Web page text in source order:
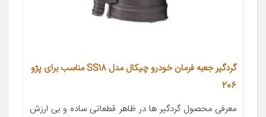
گردگیر جعبه فرمان خودرو چیکال مدل SS18 مناسب برای پژو
206
معرفی محصول گردگیر ها در ظاهر قطعاتی ساده و بی ارزش